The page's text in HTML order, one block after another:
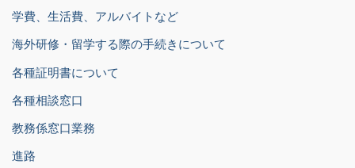
学費、生活費、アルバイトなど
海外研修・留学する際の手続きについて
各種証明書について
各種相談窓口
教務係窓口業務
進路